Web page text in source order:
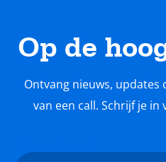
Op de
Ontvang nieuws,
van een call. Schrijf je